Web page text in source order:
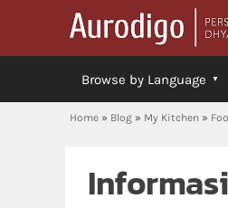
Browse by Language
Home » Blog » My Kitchen »